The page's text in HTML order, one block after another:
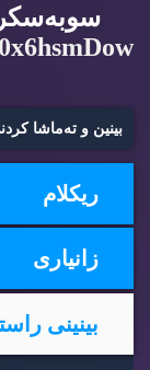
بینین و ته‌ماشا
ریكلام
زانیاری
بینینی